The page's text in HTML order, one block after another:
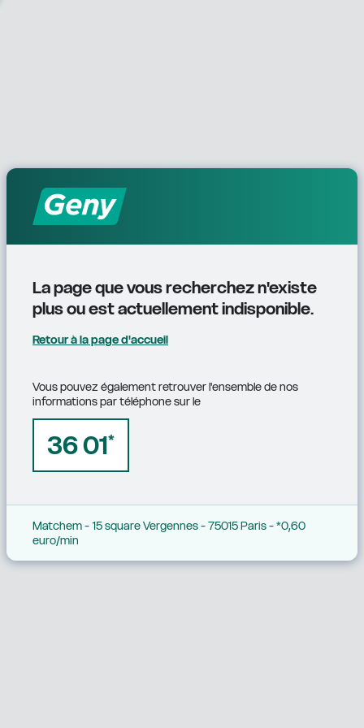
La page que vous recherchez n'existe
plus ou est actuellement indisponible.
Retour à la page d'accueil
Vous pouvez également retrouver l'ensemble de nos
informations par téléphone sur le
36 01*
Matchem - 15 square Vergennes - 75015 Paris - *0,60
euro/min